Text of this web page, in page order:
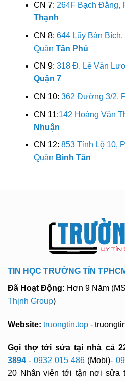
CN 7: 264F Bạch Đằng,
Thạnh
CN 8: 644 Lũy Bán
Quận Tân Phú
CN 9: 318 Đ. Lê Văn
Quận 7
CN 10: 362 Đường 3/2,
CN 11:142 Hoàng Văn
Nhuận
CN 12: 853 Tỉnh Lộ 10,
Quận Bình Tân
TIN HỌC TRƯỜNG TÍN
Đã Hoạt Động: Hơn 9 Năm
Thịnh Group)
Website: truongtin.top -
Gọi thợ tới sửa tại nhà cả
3894-0932 015 486 (Mobi)-
20 Nhân viên tới tận nơi sửa